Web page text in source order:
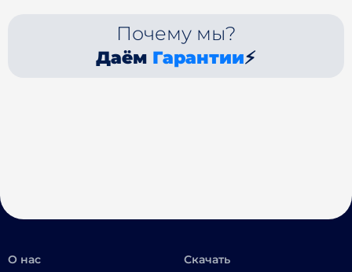
Почему мы?
Даём Гарантии⚡
О нас Скачать